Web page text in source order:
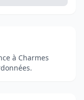
à Charmes